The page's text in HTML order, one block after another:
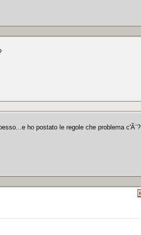
ho postato le regole che problema c'Ã¨?